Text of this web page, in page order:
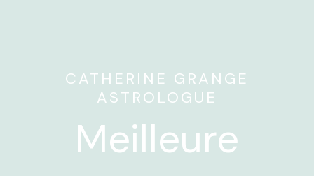
CATHERINE GRANGE
ASTROLOGUE
Meilleure